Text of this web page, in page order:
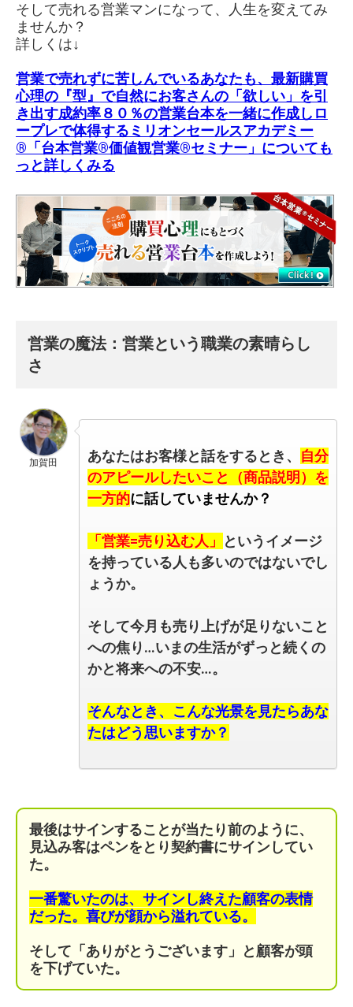
そして売れる営業マンになって、人生を変えてみ
ませんか？
詳しくは↓
営業で売れずに苦しんでいるあなたも、最新購買
心理の『型』で自然にお客さんの「欲しい」を引
き出す成約率８０％の営業台本を一緒に作成しロ
ープレで体得する ミリオンセールスアカデミー
®「台本営業®価値観営業®︎セミナー」 についても
っと詳しくみる
営業の魔法：営業という職業の素晴らし
さ
加賀田 あなたはお客様と話をするとき、 自分
のアピールしたいこと（商品説明）を
一方的に話していませんか？
「営業=売り込む人」
というイメージ
を持っている人も多いのではないでし
ょうか。
そして今月も売り上げが足りないこと
への焦り…いまの生活がずっと続くの
かと将来への不安…。
そんなとき、こんな光景を見たらあな
たはどう思いますか？
最後はサインすることが当たり前のように、
見込み客はペンをとり契約書にサインしてい
た。
一番驚いたのは、サインし終えた顧客の表情
だった。喜びが顔から溢れている。
そして「ありがとうございます」と顧客が頭
を下げていた。